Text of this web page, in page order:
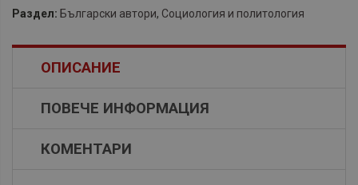
Раздел: Български автори, Социология и политология
ОПИСАНИЕ
ПОВЕЧЕ ИНФОРМАЦИЯ
КОМЕНТАРИ